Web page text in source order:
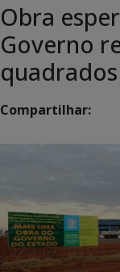
Obra
Governo
Compartilhar: